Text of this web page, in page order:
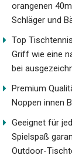
Lieferumfang –
orangenen
Schläger und
Top
Griff wie eine
bei
Premium
Noppen innen
Lebensdauer
Geeignet für